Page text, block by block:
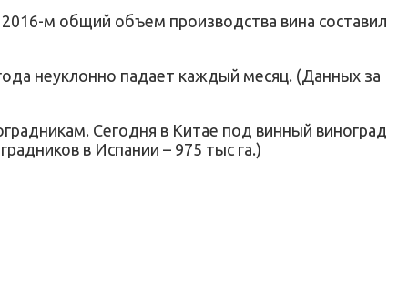
м общий объем производства вина составил
неуклонно падает каждый месяц. (Данных за
Сегодня в Китае под винный виноград
в Испании – 975 тыс га.)